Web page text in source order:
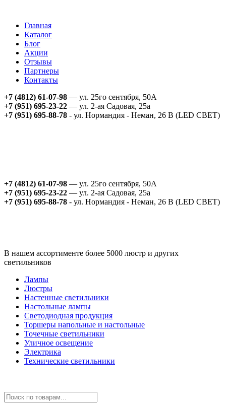
Главная
Каталог
Блог
Акции
Отзывы
Партнеры
Контакты
+7 (4812) 61-07-98 — ул. 25го сентября, 50А
+7 (951) 695-23-22 — ул. 2-ая Садовая, 25а
+7 (951) 695-88-78 - ул. Нормандия - Неман, 26 В (LED СВЕТ)
+7 (4812) 61-07-98 — ул. 25го сентября, 50А
+7 (951) 695-23-22 — ул. 2-ая Садовая, 25а
+7 (951) 695-88-78 - ул. Нормандия - Неман, 26 В (LED СВЕТ)
В нашем ассортименте более 5000 люстр и других
светильников
Лампы
Люстры
Настенные светильники
Настольные лампы
Светодиодная продукция
Торшеры напольные и настольные
Точечные светильники
Уличное освещение
Электрика
Технические светильники